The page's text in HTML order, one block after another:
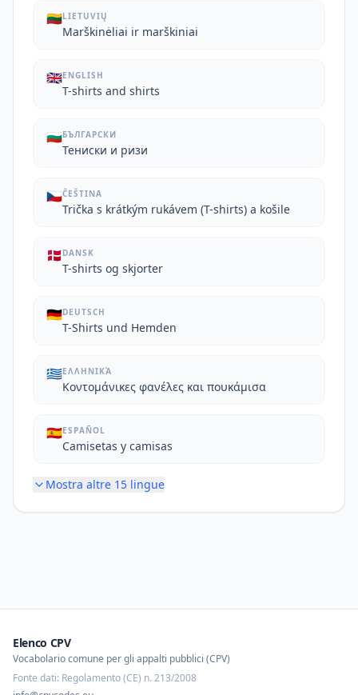
🇱🇹LIETUVIŲ
Marškinėliai ir marškiniai
🇬🇧ENGLISH
T-shirts and shirts
🇧🇬БЪЛГАРСКИ
Тениски и ризи
🇨🇿ČEŠTINA
Trička s krátkým rukávem (T-shirts) a košile
🇩🇰 DANSK
T-shirts og skjorter
🇩🇪DEUTSCH
T-Shirts und Hemden
🇬🇷ΕΛΛΗΝΙΚΆ
Κοντομάνικες φανέλες και πουκάμισα
🇪🇸ESPAÑOL
Camisetas y camisas
Mostra altre 15 lingue
Elenco CPV
Vocabolario comune per gli appalti pubblici (CPV)
Fonte dati: Regolamento (CE) n. 213/2008